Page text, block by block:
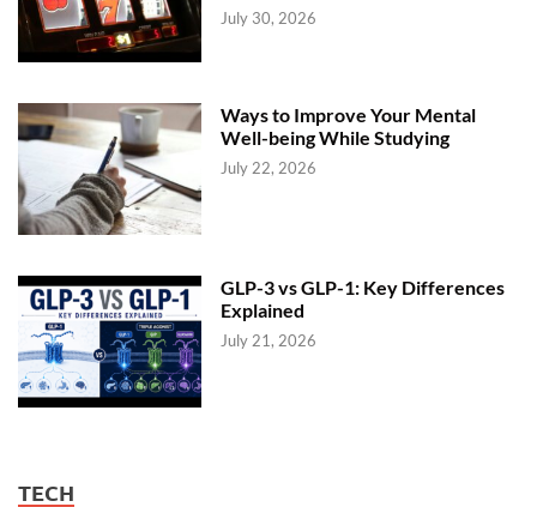
July 30, 2026
Ways to Improve Your Mental
Well-being While Studying
July 22, 2026
GLP-3 vs GLP-1: Key Differences
Explained
July 21, 2026
TECH